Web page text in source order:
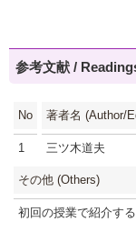
参考文献 /
No 著者名 (Author/
1 三ツ木道夫
その他 (Others)
初回の授業で紹介する